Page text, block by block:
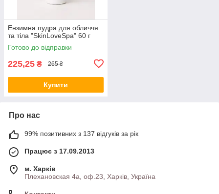
Ензимна пудра для обличчя
та тіла "SkinLoveSpa" 60 г
Готово до відправки
225,25 ₴ 265 ₴
Купити
Про нас
99% позитивних з 137 відгуків за рік
Працює з 17.09.2013
м. Харків
Плехановская 4а, оф.23, Харків, Україна